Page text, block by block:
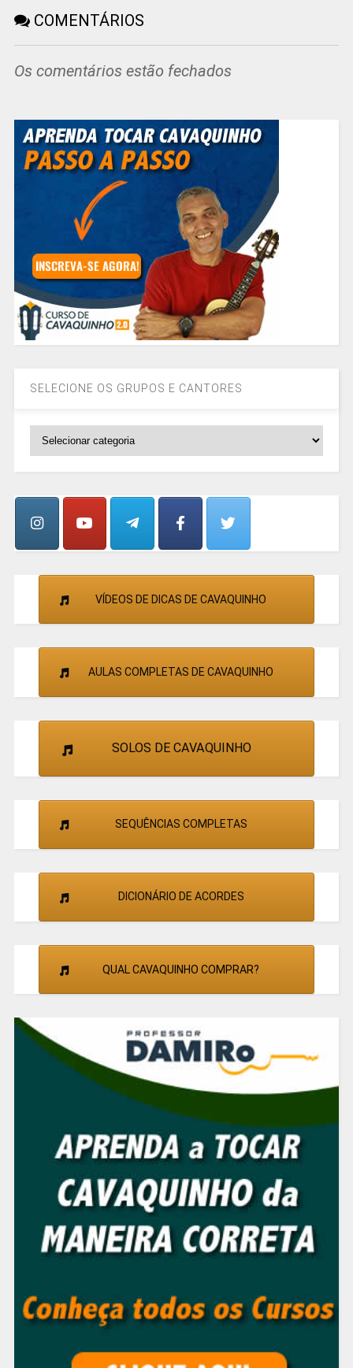
COMENTÁRIOS
Os comentários estão fechados
SELECIONE OS GRUPOS E CANTORES
SELECIONE
CANTORES
VÍDEOS DE DICAS DE CAVAQUINHO
AULAS COMPLETAS DE CAVAQUINHO
SOLOS DE CAVAQUINHO
SEQUÊNCIAS COMPLETAS
DICIONÁRIO DE ACORDES
QUAL CAVAQUINHO COMPRAR?